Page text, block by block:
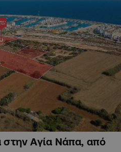
στην Αγία Νάπα, από